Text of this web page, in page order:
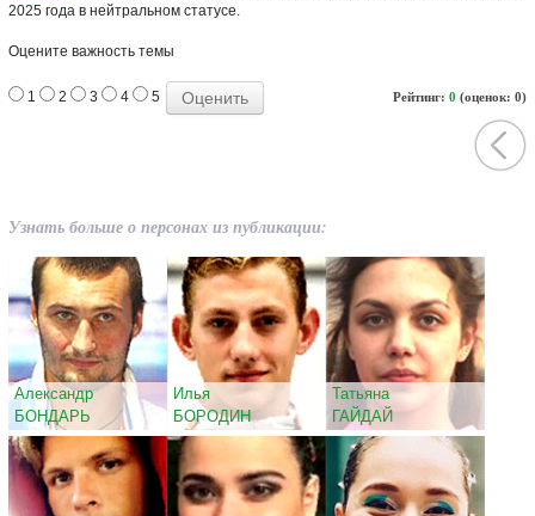
2025 года в нейтральном статусе.
Оцените важность темы
Рейтинг: 0 (оценок: 0)
1 2 3 4 5
Узнать больше о персонах из публикации:
Александр
БОНДАРЬ
Илья
БОРОДИН
Татьяна
ГАЙДАЙ